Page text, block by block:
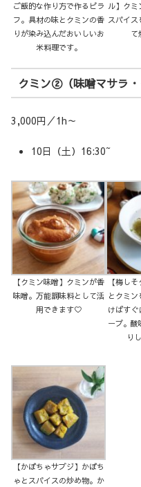
ご飯的な作り方で作るピラ
フ。具材の味とクミンの香
りが染み込んだおいしいお
米料理です。
ル】クミ
スパイ
て
クミン②（味噌マサラ・
3,000円／1h～
10日（土）16:30~
【クミン味噌】クミンが香
味噌。万能調味料として活
用できます♡
【梅し
とクミ
けばすぐ
ープ。酸
り
【かぼちゃサブジ】かぼち
ゃとスパイスの炒め物。か